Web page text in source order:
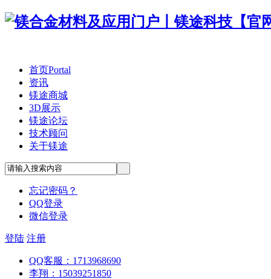
首页Portal
资讯
镁途商城
3D展示
镁途论坛
技术顾问
关于镁途
忘记密码？
QQ登录
微信登录
登陆 注册
QQ客服：1713968690
李翔：15039251850